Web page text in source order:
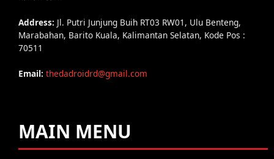
Address: Jl. Putri Junjung Buih RT03 RW01, Ulu Benteng,
Marabahan, Barito Kuala, Kalimantan Selatan, Kode Pos :
70511
Email: thedadroidrd@gmail.com
MAIN MENU